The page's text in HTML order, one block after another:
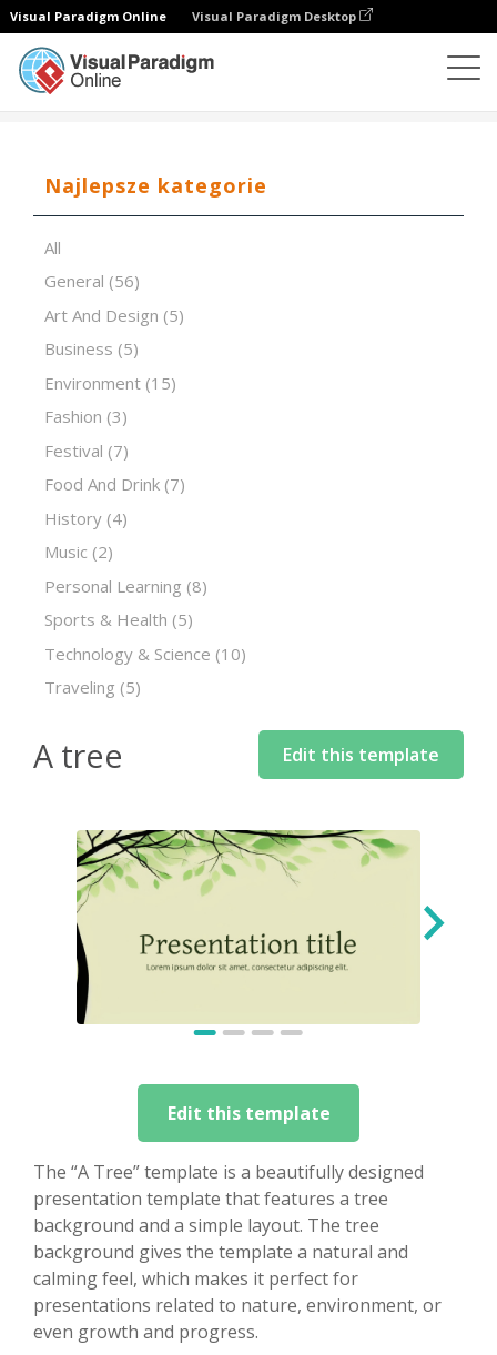
Visual Paradigm Online Visual Paradigm Desktop
Najlepsze kategorie
All
General (56)
Art And Design (5)
Business (5)
Environment (15)
Fashion (3)
Festival (7)
Food And Drink (7)
History (4)
Music (2)
Personal Learning (8)
Sports & Health (5)
Technology & Science (10)
Traveling (5)
A tree Edit this template
Edit this template
The “A Tree” template is a beautifully designed
presentation template that features a tree
background and a simple layout. The tree
background gives the template a natural and
calming feel, which makes it perfect for
presentations related to nature, environment, or
even growth and progress.